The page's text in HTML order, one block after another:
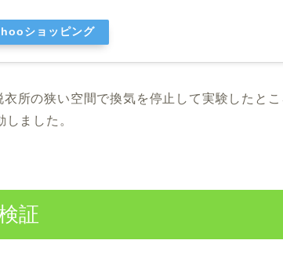
ショッピング
所の狭い空間で換気を停止して実験したとこ
ました。
証